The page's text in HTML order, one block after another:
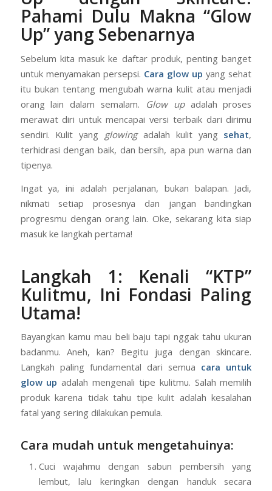
Sebelum Mulai Cara Glow
Up dengan Skincare:
Pahami Dulu Makna “Glow
Up” yang Sebenarnya
Sebelum kita masuk ke daftar produk, penting banget
untuk menyamakan persepsi.
Cara glow upyang sehat
itu bukan tentang mengubah warna kulit atau menjadi
orang lain dalam semalam.Glow upadalah proses
merawat diri untuk mencapai versi terbaik dari dirimu
sendiri. Kulit yang
terhidrasi dengan baik, dan bersih, apa pun warna dan
tipenya.
Ingat ya, ini adalah perjalanan, bukan balapan. Jadi,
nikmati setiap prosesnya dan jangan bandingkan
masuk ke langkah pertama!
Langkah 1: Kenali “KTP”
Kulitmu, Ini Fondasi Paling
Utama!
Bayangkan kamu mau beli baju tapi nggak tahu ukuran
badanmu. Aneh, kan? Begitu juga dengan skincare.
Langkah paling fundamental dari semuacara untuk
glow upadalah mengenali tipe kulitmu. Salah memilih
fatal yang sering dilakukan pemula.
Cara mudah untuk mengetahuinya: